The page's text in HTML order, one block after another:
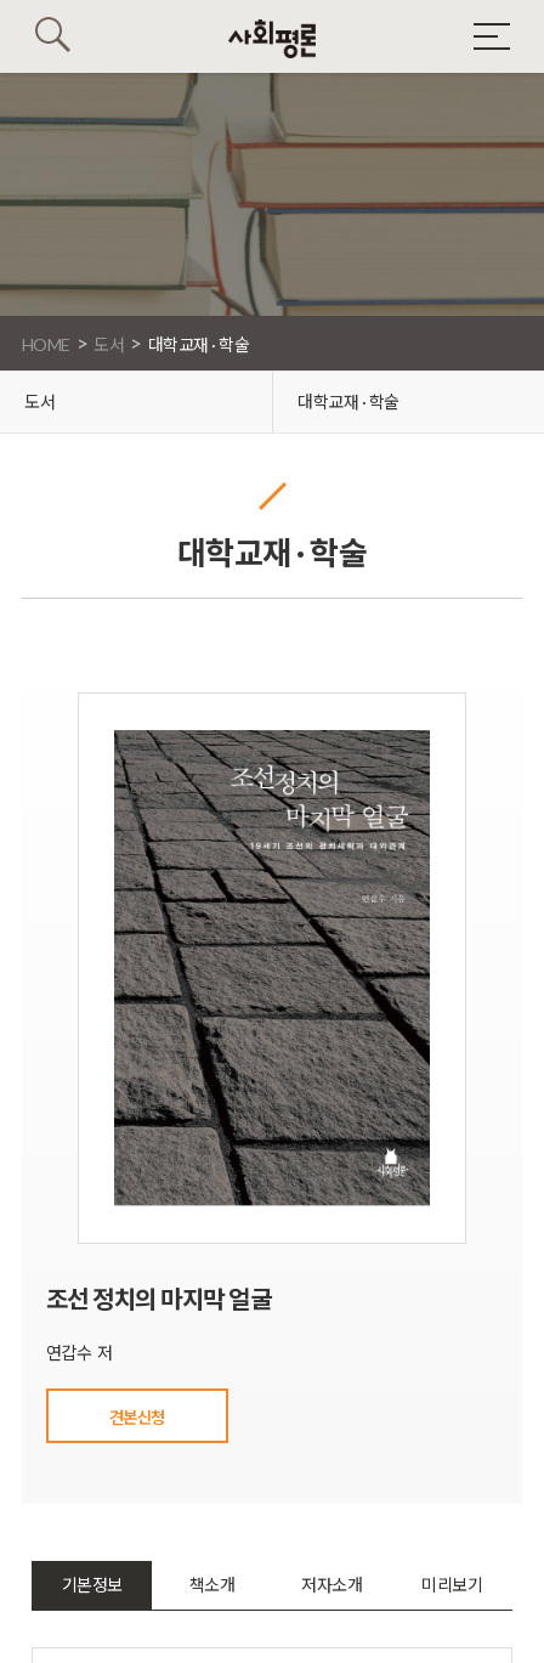
HOME > 도서 > 대학교재 · 학술
도서 대학교재 · 학술
대학교재 · 학술
조선 정치의 마지막 얼굴
연갑수 저
견본신청
기본정보 책소개 저자소개 미리보기